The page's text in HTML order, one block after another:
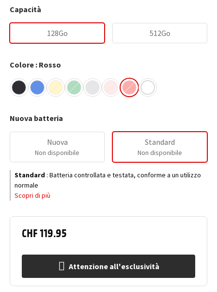
CHF 119.95
Attenzione all'esclusività
Capacità
128Go 512Go
Colore : Rosso
Nuova batteria
Nuova
Non disponibile
Standard
Non disponibile
Standard : Batteria controllata e testata, conforme a un utilizzo
normale
Scopri di più